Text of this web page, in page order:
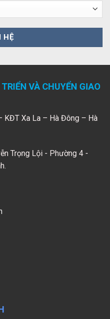
VÀ CHUYỂN GIAO
KĐT Xa La – Hà Đông – Hà
Trọng Lội - Phường 4 -